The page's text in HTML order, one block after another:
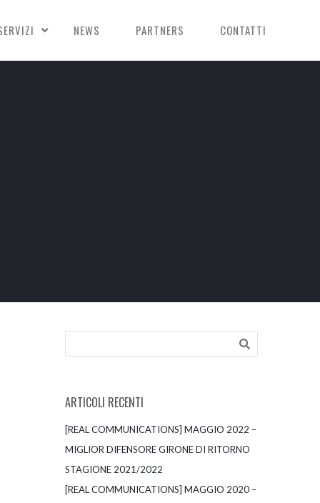
NEWS PARTNERS CONTATTI
ARTICOLI RECENTI
[REAL COMMUNICATIONS] MAGGIO 2022 –
MIGLIOR DIFENSORE GIRONE DI RITORNO
STAGIONE 2021/2022
[REAL COMMUNICATIONS] MAGGIO 2020 –